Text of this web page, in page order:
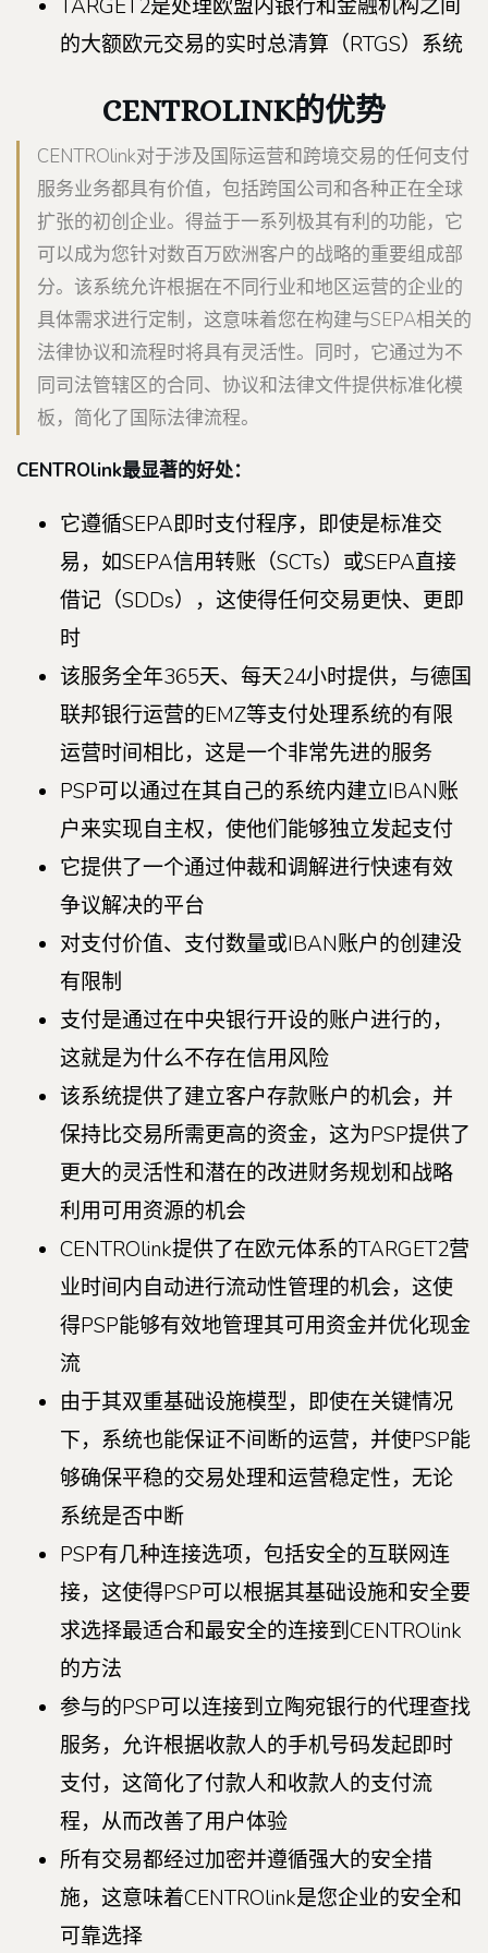
TARGET2是处理欧盟内银行和金融机构之间
的大额欧元交易的实时总清算（RTGS）系统
CENTROLINK的优势
CENTROlink对于涉及国际运营和跨境交易的任何支付
服务业务都具有价值，包括跨国公司和各种正在全球
扩张的初创企业。得益于一系列极其有利的功能，它
可以成为您针对数百万欧洲客户的战略的重要组成部
分。该系统允许根据在不同行业和地区运营的企业的
具体需求进行定制，这意味着您在构建与SEPA相关的
法律协议和流程时将具有灵活性。同时，它通过为不
同司法管辖区的合同、协议和法律文件提供标准化模
板，简化了国际法律流程。
CENTROlink最显著的好处：
它遵循SEPA即时支付程序，即使是标准交
易，如SEPA信用转账（SCTs）或SEPA直接
借记（SDDs），这使得任何交易更快、更即
时
该服务全年365天、每天24小时提供，与德国
联邦银行运营的EMZ等支付处理系统的有限
运营时间相比，这是一个非常先进的服务
PSP可以通过在其自己的系统内建立IBAN账
户来实现自主权，使他们能够独立发起支付
它提供了一个通过仲裁和调解进行快速有效
争议解决的平台
对支付价值、支付数量或IBAN账户的创建没
有限制
支付是通过在中央银行开设的账户进行的，
这就是为什么不存在信用风险
该系统提供了建立客户存款账户的机会，并
保持比交易所需更高的资金，这为PSP提供了
更大的灵活性和潜在的改进财务规划和战略
利用可用资源的机会
CENTROlink提供了在欧元体系的TARGET2营
业时间内自动进行流动性管理的机会，这使
得PSP能够有效地管理其可用资金并优化现金
流
由于其双重基础设施模型，即使在关键情况
下，系统也能保证不间断的运营，并使PSP能
够确保平稳的交易处理和运营稳定性，无论
系统是否中断
PSP有几种连接选项，包括安全的互联网连
接，这使得PSP可以根据其基础设施和安全要
求选择最适合和最安全的连接到CENTROlink
的方法
参与的PSP可以连接到立陶宛银行的代理查找
服务，允许根据收款人的手机号码发起即时
支付，这简化了付款人和收款人的支付流
程，从而改善了用户体验
所有交易都经过加密并遵循强大的安全措
施，这意味着CENTROlink是您企业的安全和
可靠选择